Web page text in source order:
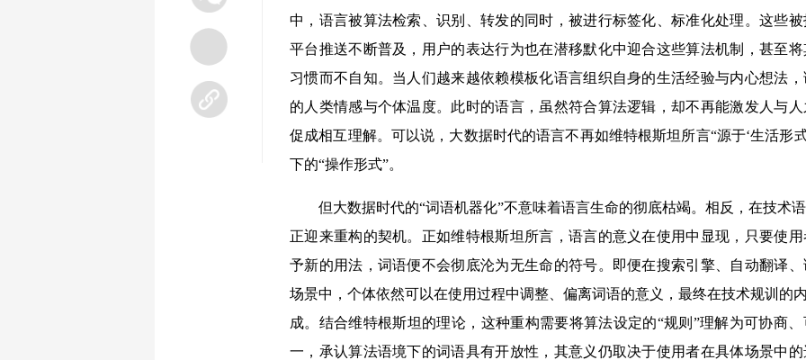
中，语言被算法检索、识别、转发的同时，被进行标签化、标准化处理。这些
平台推送不断普及，用户的表达行为也在潜移默化中迎合这些算法机制，甚至
习惯而不自知。当人们越来越依赖模板化语言组织自身的生活经验与内心想法
的人类情感与个体温度。此时的语言，虽然符合算法逻辑，却不再能激发人与
促成相互理解。可以说，大数据时代的语言不再如维特根斯坦所言“源于‘生活形
下的“操作形式”。
但大数据时代的“词语机器化”不意味着语言生命的彻底枯竭。相反，在技术
正迎来重构的契机。正如维特根斯坦所言，语言的意义在使用中显现，只要使
予新的用法，词语便不会彻底沦为无生命的符号。即便在搜索引擎、自动翻译
场景中，个体依然可以在使用过程中调整、偏离词语的意义，最终在技术规训的
成。结合维特根斯坦的理论，这种重构需要将算法设定的“规则”理解为可协商
一，承认算法语境下的词语具有开放性，其意义仍取决于使用者在具体场景中